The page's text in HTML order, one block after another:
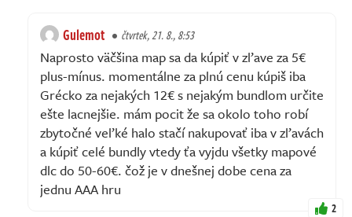
Gulemot čtvrtek, 21. 8., 8:53
Naprosto väčšina map sa da kúpiť v zľave za 5€
plus-mínus. momentálne za plnú cenu kúpiš iba
Grécko za nejakých 12€ s nejakým bundlom určite
ešte lacnejšie. mám pocit že sa okolo toho robí
zbytočné veľké halo stačí nakupovať iba v zľavách
a kúpiť celé bundly vtedy ťa vyjdu všetky mapové
dlc do 50-60€. čož je v dnešnej dobe cena za
jednu AAA hru
2